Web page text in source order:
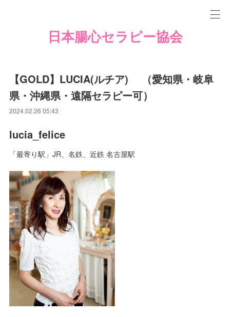
日本腸心セラピー協会
【GOLD】LUCIA(ルチア) （愛知県・岐阜
県・沖縄県・遠隔セラピー可）
2024.02.26 05:43
lucia_felice
「最寄り駅」JR、名鉄、近鉄 名古屋駅